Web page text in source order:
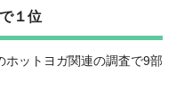
１位
ホットヨガ関連の調査で9部